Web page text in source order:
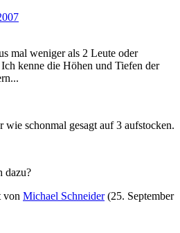
mal weniger als 2 Leute oder
kenne die Höhen und Tiefen der
wie schonmal gesagt auf 3 aufstocken.
dazu?
von Michael Schneider(25. September